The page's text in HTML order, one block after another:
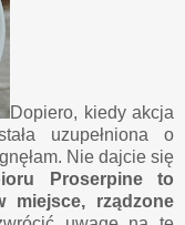
Dopiero, kiedy akcja
uzupełniona o
Nie dajcie się
Proserpine to
miejsce, rządzone